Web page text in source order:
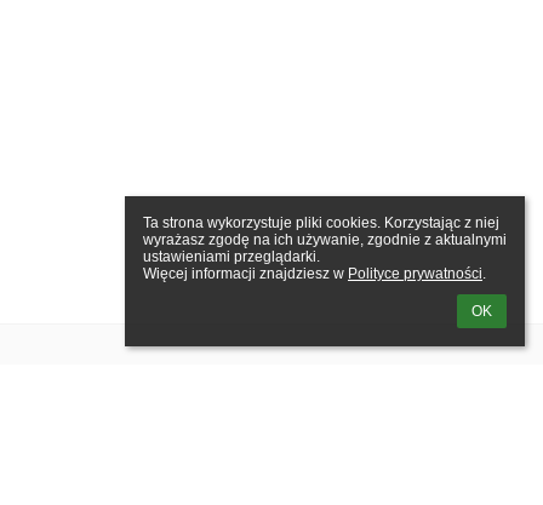
Ta strona wykorzystuje pliki cookies. Korzystając z niej
wyrażasz zgodę na ich używanie, zgodnie z aktualnymi
ustawieniami przeglądarki.
Więcej informacji znajdziesz w Polityce prywatności.
OK